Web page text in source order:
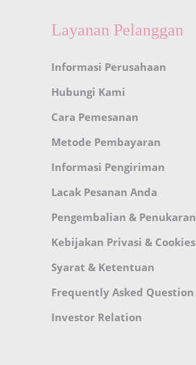
Layanan Pelanggan
Informasi Perusahaan
Hubungi Kami
Cara Pemesanan
Metode Pembayaran
Informasi Pengiriman
Lacak Pesanan Anda
Pengembalian & Penukaran
Kebijakan Privasi & Cookies
Syarat & Ketentuan
Frequently Asked Question
Investor Relation